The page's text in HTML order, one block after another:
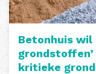
Betonhuis wil
kritieke